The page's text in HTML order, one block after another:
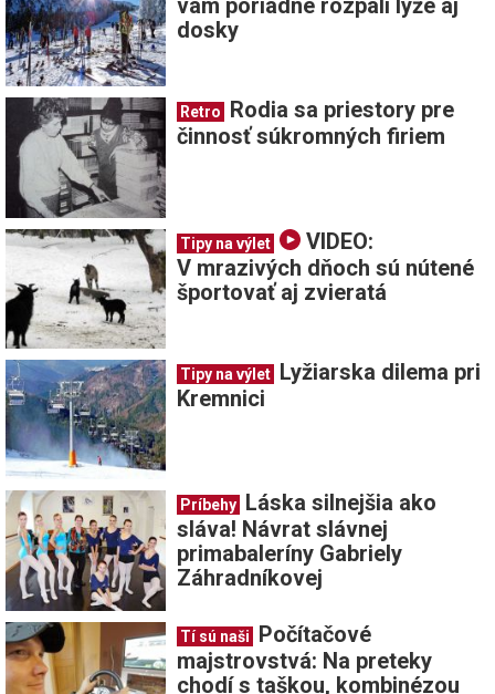
vám poriadne rozpáli lyže aj
dosky
Retro
Rodia sa priestory pre
činnosť súkromných firiem
Tipy na výlet
VIDEO:
V mrazivých dňoch sú nútené
športovať aj zvieratá
Tipy na výlet Lyžiarska dilema pri
Kremnici
Príbehy
Láska silnejšia ako
sláva! Návrat slávnej
primabaleríny Gabriely
Záhradníkovej
Tí sú naši
Počítačové
majstrovstvá: Na preteky
chodí s taškou, kombinézou